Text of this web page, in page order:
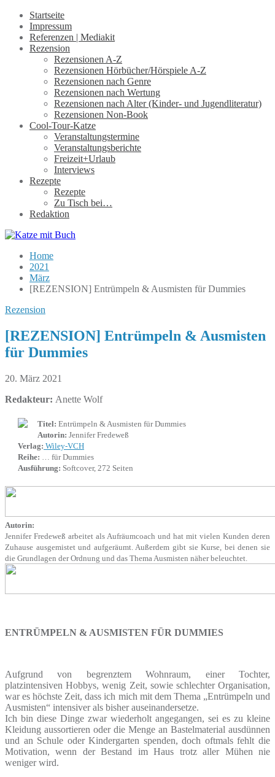
Startseite
Impressum
Referenzen | Mediakit
Rezension
Rezensionen A-Z
Rezensionen Hörbücher/Hörspiele A-Z
Rezensionen nach Genre
Rezensionen nach Wertung
Rezensionen nach Alter (Kinder- und Jugendliteratur)
Rezensionen Non-Book
Cool-Tour-Katze
Veranstaltungstermine
Veranstaltungsberichte
Freizeit+Urlaub
Interviews
Rezepte
Rezepte
Zu Tisch bei…
Redaktion
Home
2021
März
[REZENSION] Entrümpeln & Ausmisten für Dummies
Rezension
[REZENSION] Entrümpeln & Ausmisten
für Dummies
20. März 2021
Redakteur: Anette Wolf
Titel: Entrümpeln & Ausmisten für Dummies
Autorin: Jennifer Fredeweß
Verlag: Wiley-VCH
Reihe: … für Dummies
Ausführung: Softcover, 272 Seiten
Autorin:
Jennifer Fredeweß arbeitet als Aufräumcoach und hat mit vielen Kunden deren
Zuhause ausgemistet und aufgeräumt. Außerdem gibt sie Kurse, bei denen sie
die Grundlagen der Ordnung und das Thema Ausmisten näher beleuchtet.
ENTRÜMPELN & AUSMISTEN FÜR DUMMIES
Aufgrund von begrenztem Wohnraum, einer Tochter,
platzintensiven Hobbys, wenig Zeit, sowie schlechter Organisation,
war es höchste Zeit, dass ich mich mit dem Thema „Entrümpeln und
Ausmisten“ intensiver als bisher auseinandersetze.
Ich bin diese Dinge zwar wiederholt angegangen, sei es zu kleine
Kleidung aussortieren oder die Menge an Bastelmaterial ausdünnen
und an Schule oder Kindergarten spenden, doch oftmals fehlt die
Motivation, wenn der Bestand im Haus trotz aller Mühen nie
weniger wird.